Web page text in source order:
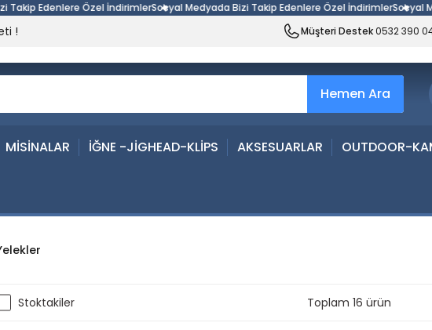
Edenlere Özel İndirimlerSosyal Medyada Bizi Takip Edenlere Özel İndirimlerSosyal
! Müşteri Destek0532 390
Hemen Ara
MİSİNALAR İĞNE -JİGHEAD-KLİPS AKSESUARLAR OUTDOOR-
Stoktakiler Toplam 16 ürün